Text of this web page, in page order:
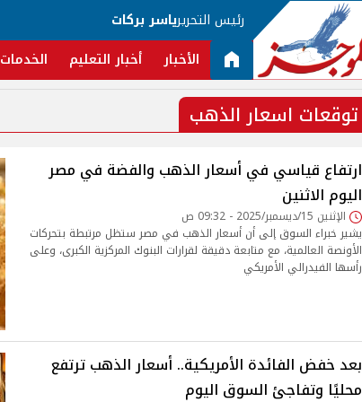
رئيس التحريرياسر بركات
الأخبار أخبار التعليم الخدمات
توقعات اسعار الذهب
ارتفاع قياسي في أسعار الذهب والفضة في مصر
اليوم الاثنين
الإثنين 15/ديسمبر/2025 - 09:32 ص
يشير خبراء السوق إلى أن أسعار الذهب في مصر ستظل مرتبطة بتحركات
الأونصة العالمية، مع متابعة دقيقة لقرارات البنوك المركزية الكبرى، وعلى
رأسها الفيدرالي الأمريكي
بعد خفض الفائدة الأمريكية.. أسعار الذهب ترتفع
محليًا وتفاجئ السوق اليوم